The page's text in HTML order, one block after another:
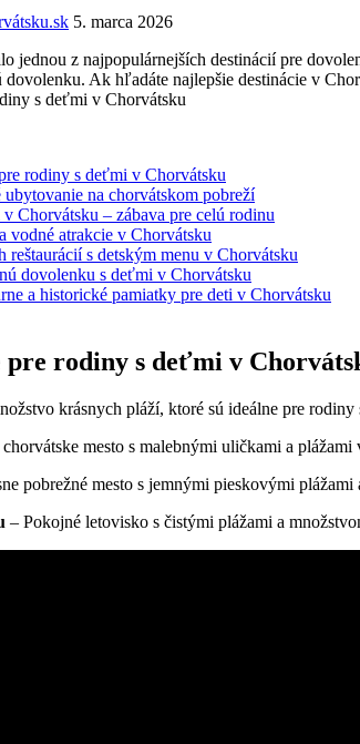
5. marca 2026
jednou z najpopulárnejších destinácií pre
Ak hľadáte najlepšie destinácie v
rodiny s deťmi v Chorvátsku
na chorvátskom​ pobreží
Chorvátsku – zábava pre celú rodinu
vodné atrakcie v Chorvátsku
reštaurácií ⁢s detským menu v Chorvátsku
dovolenku s deťmi v Chorvátsku
a historické pamiatky pre deti v Chorvátsku
pre rodiny s deťmi v
krásnych‌ pláží, ktoré⁤ sú ideálne pre
mesto s malebnými uličkami a plážami
pobrežné mesto ‍s⁣ jemnými pieskovými plážami
– Pokojné letovisko s‌ čistými plážami a